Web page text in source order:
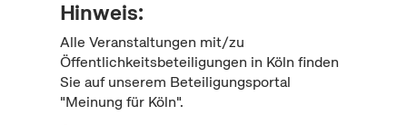
Hinweis:
Alle Veranstaltungen mit/zu
Öffentlichkeitsbeteiligungen in Köln finden
Sie auf unserem Beteiligungsportal
"Meinung für Köln".